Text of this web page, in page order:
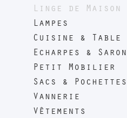
Linge de Maison
Lampes
Cuisine & Table
Echarpes &
Petit Mobilier
Sacs & Pochettes
Vannerie
Vêtements